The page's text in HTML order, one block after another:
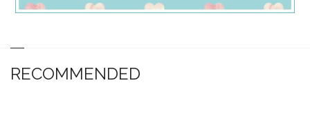
RECOMMENDED